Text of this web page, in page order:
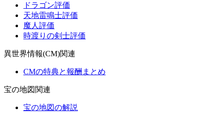
ドラゴン評価
天地雷鳴士評価
魔人評価
時渡りの剣士評価
異世界情報(CM)関連
CMの特典と報酬まとめ
宝の地図関連
宝の地図の解説